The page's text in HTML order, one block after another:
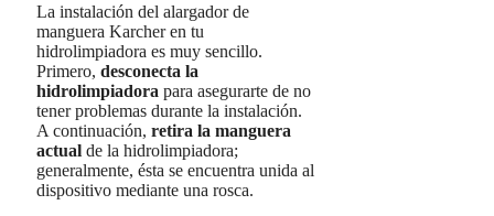
La instalación del alargador de
manguera Karcher en tu
hidrolimpiadora es muy sencillo.
Primero, desconecta la
hidrolimpiadora para asegurarte de no
tener problemas durante la instalación.
A continuación, retira la manguera
actual de la hidrolimpiadora;
generalmente, ésta se encuentra unida al
dispositivo mediante una rosca.